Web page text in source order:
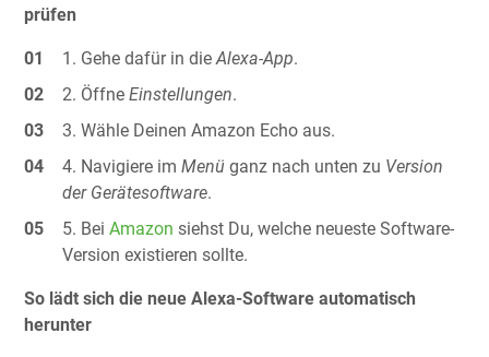
prüfen
Gehe dafür in dieAlexa-App.
ÖffneEinstellungen.
Wähle Deinen Amazon Echo aus.
Navigiere imMenü ganz nach unten zu Version
der Gerätesoftware.
BeiAmazon siehst Du, welche neueste Software-
Version existieren sollte.
So lädt sich die neue Alexa-Software automatisch
herunter